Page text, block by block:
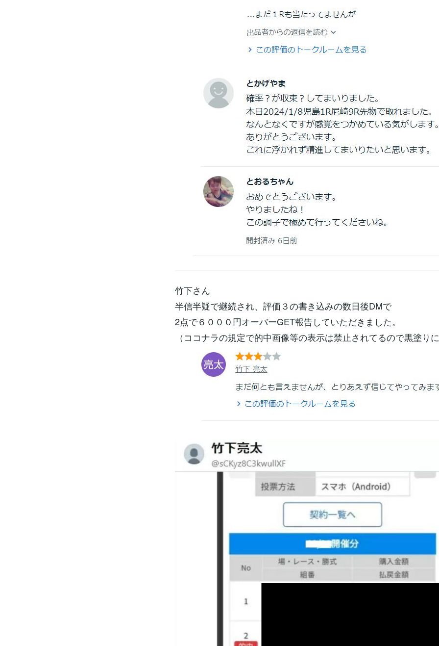
竹下さん
半信半疑で継続され、評価３の書き込みの数日後DMで
2点で６０００円オーバーGET報告していただきました。
（ココナラの規定で的中画像等の表示は禁止されてるので黒塗りに